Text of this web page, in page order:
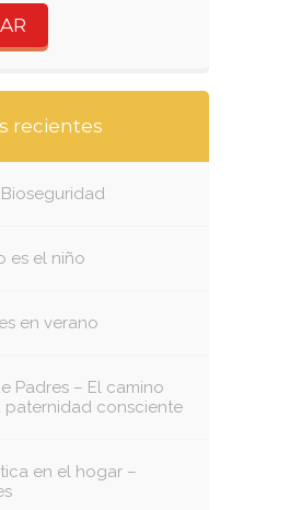
recientes
es el niño
en verano
Padres – El camino
paternidad consciente
en el hogar –